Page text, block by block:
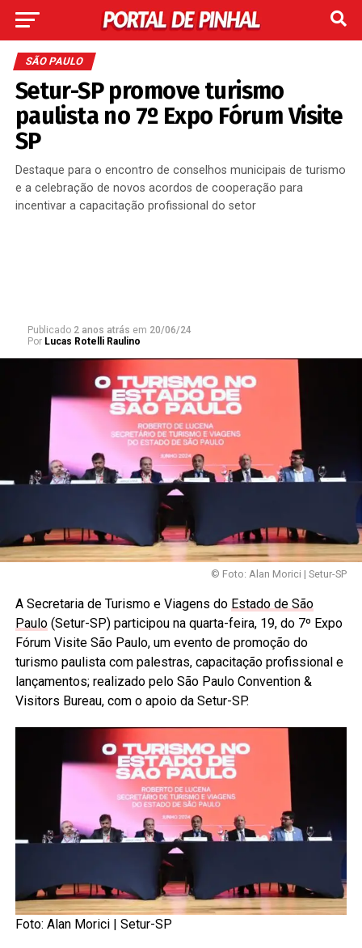
SÃO PAULO
Setur-SP promove turismo
paulista no 7º Expo Fórum Visite
SP
Destaque para o encontro de conselhos municipais de turismo
e a celebração de novos acordos de cooperação para
incentivar a capacitação profissional do setor
Publicado 2 anos atrás em 20/06/24
Por Lucas Rotelli Raulino
© Foto: Alan Morici | Setur-SP
A Secretaria de Turismo e Viagens do Estado de São
Paulo(Setur-SP) participou na quarta-feira, 19, do 7º Expo
Fórum Visite São Paulo, um evento de promoção do
turismo paulista com palestras, capacitação profissional e
lançamentos; realizado pelo São Paulo Convention &
Visitors Bureau, com o apoio da Setur-SP.
Foto: Alan Morici | Setur-SP